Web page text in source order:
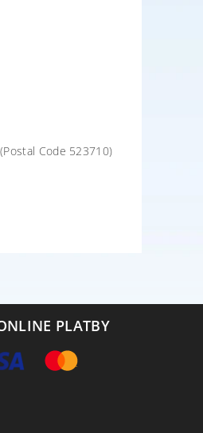
Code 523710)
PLATBY